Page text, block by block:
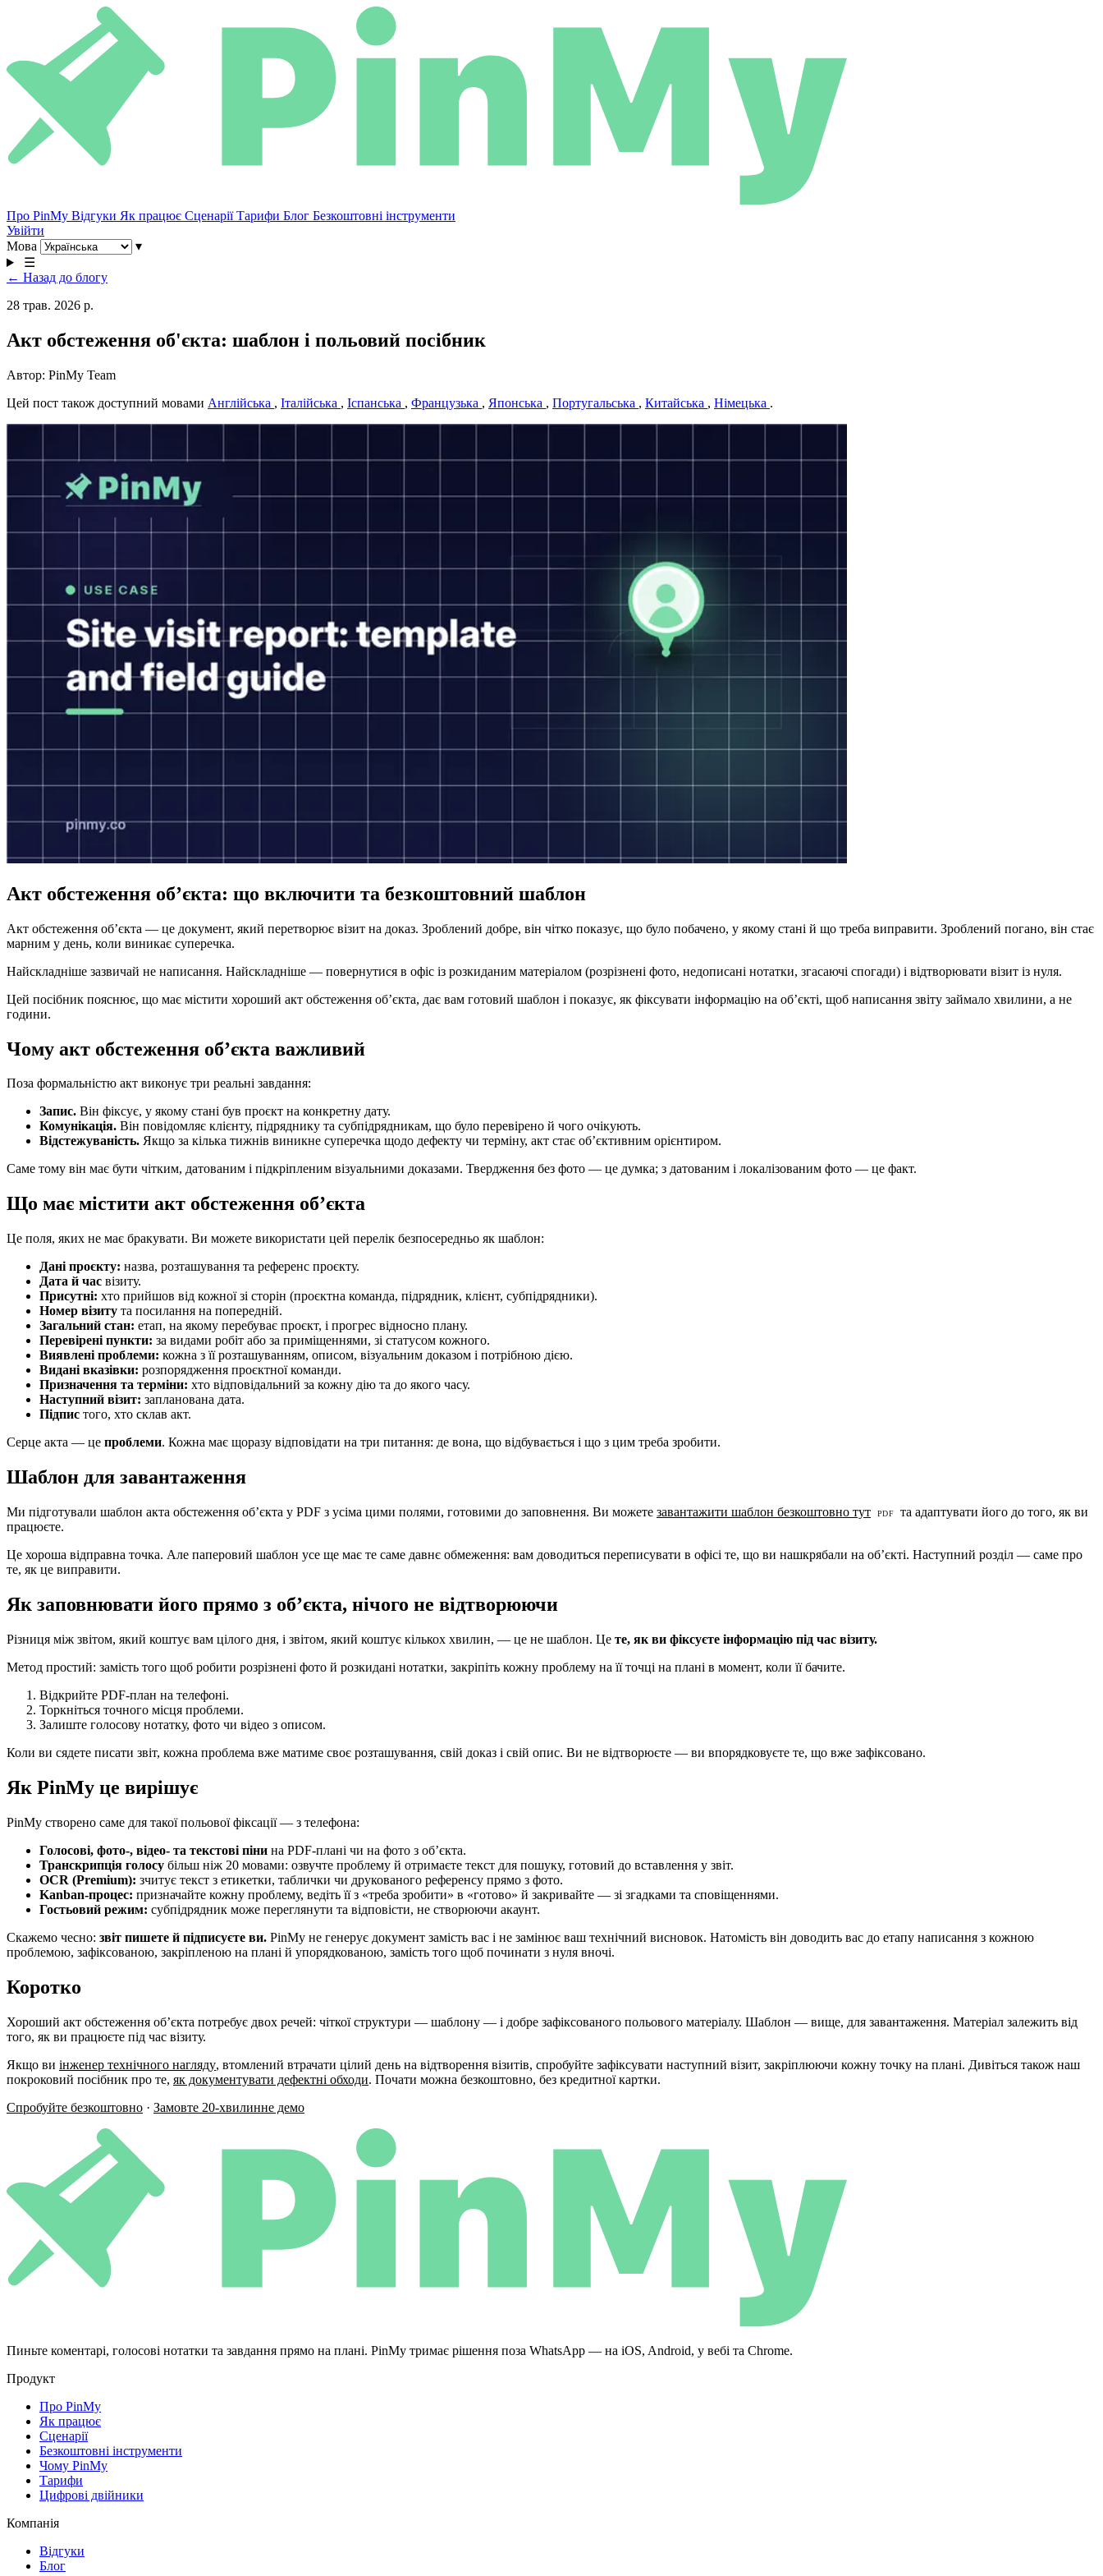
Про PinMy Відгуки Як працює СценаріїТарифи Блог Безкоштовні інструменти
Увійти
Мова
▾
☰
← Назад до блогу
28 трав. 2026 р.
Акт обстеження об'єкта: шаблон і польовий посібник
Автор: PinMy Team
Цей пост також доступний мовами Англійська , Італійська , Іспанська , Французька , Японська , Португальська , Китайська , Німецька .
Акт обстеження об’єкта: що включити та безкоштовний шаблон
Акт обстеження об’єкта — це документ, який перетворює візит на доказ. Зроблений добре, він чітко показує, що було побачено, у якому стані й що треба виправити. Зроблений погано, він стає
марним у день, коли виникає суперечка.
Найскладніше зазвичай не написання. Найскладніше — повернутися в офіс із розкиданим матеріалом (розрізнені фото, недописані нотатки, згасаючі спогади) і відтворювати візит із нуля.
Цей посібник пояснює, що має містити хороший акт обстеження об’єкта, дає вам готовий шаблон і показує, як фіксувати інформацію на об’єкті, щоб написання звіту займало хвилини, а не
години.
Чому акт обстеження об’єкта важливий
Поза формальністю акт виконує три реальні завдання:
Запис. Він фіксує, у якому стані був проєкт на конкретну дату.
Комунікація. Він повідомляє клієнту, підряднику та субпідрядникам, що було перевірено й чого очікують.
Відстежуваність. Якщо за кілька тижнів виникне суперечка щодо дефекту чи терміну, акт стає об’єктивним орієнтиром.
Саме тому він має бути чітким, датованим і підкріпленим візуальними доказами. Твердження без фото — це думка; з датованим і локалізованим фото — це факт.
Що має містити акт обстеження об’єкта
Це поля, яких не має бракувати. Ви можете використати цей перелік безпосередньо як шаблон:
Дані проєкту: назва, розташування та референс проєкту.
Дата й час візиту.
Присутні: хто прийшов від кожної зі сторін (проєктна команда, підрядник, клієнт, субпідрядники).
Номер візиту та посилання на попередній.
Загальний стан: етап, на якому перебуває проєкт, і прогрес відносно плану.
Перевірені пункти: за видами робіт або за приміщеннями, зі статусом кожного.
Виявлені проблеми: кожна з її розташуванням, описом, візуальним доказом і потрібною дією.
Видані вказівки: розпорядження проєктної команди.
Призначення та терміни: хто відповідальний за кожну дію та до якого часу.
Наступний візит: запланована дата.
Підпис того, хто склав акт.
Серце акта — це проблеми. Кожна має щоразу відповідати на три питання: де вона, що відбувається і що з цим треба зробити.
Шаблон для завантаження
Ми підготували шаблон акта обстеження об’єкта у PDF з усіма цими полями, готовими до заповнення. Ви можете завантажити шаблон безкоштовно тут
та адаптувати його до того, як ви
працюєте.
Це хороша відправна точка. Але паперовий шаблон усе ще має те саме давнє обмеження: вам доводиться переписувати в офісі те, що ви нашкрябали на об’єкті. Наступний розділ — саме про
те, як це виправити.
Як заповнювати його прямо з об’єкта, нічого не відтворюючи
Різниця між звітом, який коштує вам цілого дня, і звітом, який коштує кількох хвилин, — це не шаблон. Це те, як ви фіксуєте інформацію під час візиту.
Метод простий: замість того щоб робити розрізнені фото й розкидані нотатки, закріпіть кожну проблему на її точці на плані в момент, коли її бачите.
Відкрийте PDF-план на телефоні.
Торкніться точного місця проблеми.
Залиште голосову нотатку, фото чи відео з описом.
Коли ви сядете писати звіт, кожна проблема вже матиме своє розташування, свій доказ і свій опис. Ви не відтворюєте — ви впорядковуєте те, що вже зафіксовано.
Як PinMy це вирішує
PinMy створено саме для такої польової фіксації — з телефона:
Голосові, фото-, відео- та текстові піни на PDF-плані чи на фото з об’єкта.
Транскрипція голосу більш ніж 20 мовами: озвучте проблему й отримаєте текст для пошуку, готовий до вставлення у звіт.
OCR (Premium): зчитує текст з етикетки, таблички чи друкованого референсу прямо з фото.
Kanban-процес: призначайте кожну проблему, ведіть її з «треба зробити» в «готово» й закривайте — зі згадками та сповіщеннями.
Гостьовий режим: субпідрядник може переглянути та відповісти, не створюючи акаунт.
Скажемо чесно: звіт пишете й підписуєте ви. PinMy не генерує документ замість вас і не замінює ваш технічний висновок. Натомість він доводить вас до етапу написання з кожною
проблемою, зафіксованою, закріпленою на плані й упорядкованою, замість того щоб починати з нуля вночі.
Коротко
Хороший акт обстеження об’єкта потребує двох речей: чіткої структури — шаблону — і добре зафіксованого польового матеріалу. Шаблон — вище, для завантаження. Матеріал залежить від
того, як ви працюєте під час візиту.
Якщо ви інженер технічного нагляду, втомлений втрачати цілий день на відтворення візитів, спробуйте зафіксувати наступний візит, закріплюючи кожну точку на плані. Дивіться також наш
покроковий посібник про те, як документувати дефектні обходи. Почати можна безкоштовно, без кредитної картки.
Спробуйте безкоштовно · Замовте 20-хвилинне демо
Пиньте коментарі, голосові нотатки та завдання прямо на плані. PinMy тримає рішення поза WhatsApp — на iOS, Android, у вебі та Chrome.
Продукт
Про PinMy
Як працює
Сценарії
Безкоштовні інструменти
Чому PinMy
Тарифи
Цифрові двійники
Компанія
Відгуки
Блог